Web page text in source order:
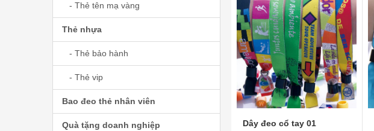
- Thẻ tên mạ vàng
Thẻ nhựa
- Thẻ bảo hành
- Thẻ vip
Bao đeo thẻ nhân viên
Quà tặng doanh nghiệp Dây đeo cổ tay 01